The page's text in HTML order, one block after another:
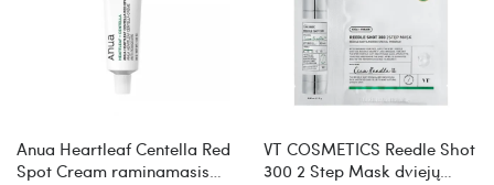
Anua Heartleaf Centella Red
Spot Cream raminamasis
VT COSMETICS Reedle Shot
300 2 Step Mask dviejų